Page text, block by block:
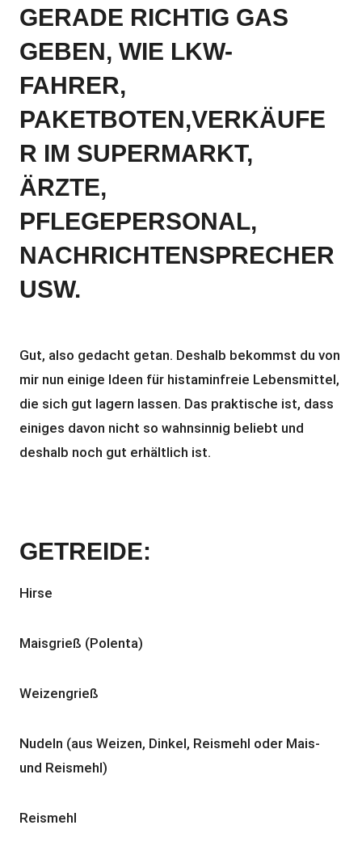
GERADE RICHTIG GAS
GEBEN, WIE LKW-
FAHRER,
PAKETBOTEN,VERKÄUFE
R IM SUPERMARKT,
ÄRZTE,
PFLEGEPERSONAL,
NACHRICHTENSPRECHER
USW.
Gut, also gedacht getan. Deshalb bekommst du von
mir nun einige Ideen für histaminfreie Lebensmittel,
die sich gut lagern lassen. Das praktische ist, dass
einiges davon nicht so wahnsinnig beliebt und
deshalb noch gut erhältlich ist.
GETREIDE:
Hirse
Maisgrieß (Polenta)
Weizengrieß
Nudeln (aus Weizen, Dinkel, Reismehl oder Mais-
und Reismehl)
Reismehl